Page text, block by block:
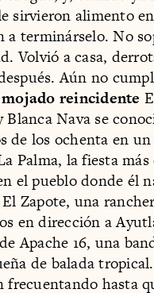
sirvieron alimento
a terminárselo. No
Volvió a casa,
Aún no
reincidente
Blanca Nava se
de los ochenta en
Palma, la fiesta
el pueblo donde él
Zapote, una
en dirección a
Apache 16, una
de balada
frecuentando hasta